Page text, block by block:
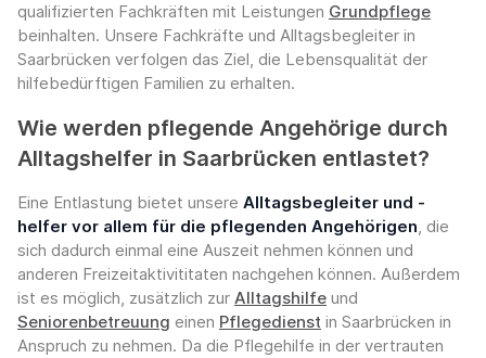
qualifizierten Fachkräften mit Leistungen Grundpflege
beinhalten. Unsere Fachkräfte und Alltagsbegleiter in
Saarbrücken verfolgen das Ziel, die Lebensqualität der
hilfebedürftigen Familien zu erhalten.
Wie werden pflegende Angehörige durch
Alltagshelfer in Saarbrücken entlastet?
Eine Entlastung bietet unsere Alltagsbegleiter und -
helfer vor allem für die pflegenden Angehörigen, die
sich dadurch einmal eine Auszeit nehmen können und
anderen Freizeitaktivititaten nachgehen können. Außerdem
ist es möglich, zusätzlich zur Alltagshilfe und
Seniorenbetreuung einen Pflegedienst in Saarbrücken in
Anspruch zu nehmen. Da die Pflegehilfe in der vertrauten